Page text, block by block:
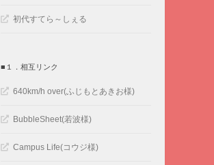
初代すてら～しぇる
■１．相互リンク
640km/h over(ふじもとあきお様)
BubbleSheet(若波様)
Campus Life(コウジ様)